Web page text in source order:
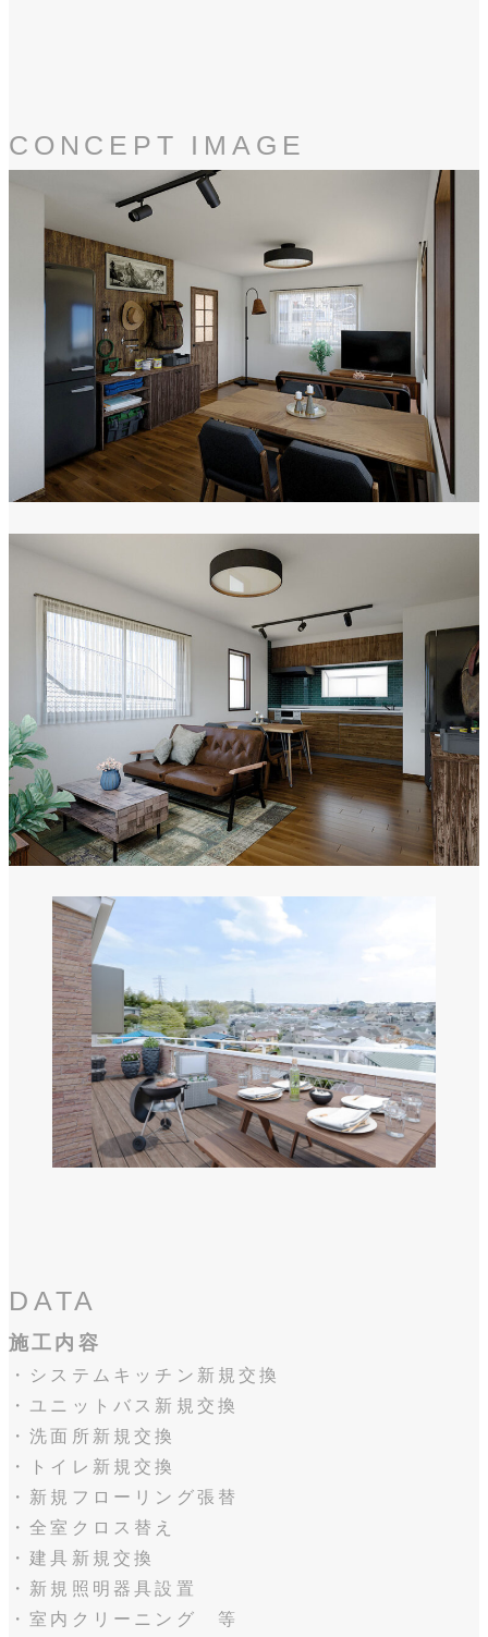
CONCEPT IMAGE
DATA
施工内容
・システムキッチン新規交換
・ユニットバス新規交換
・洗面所新規交換
・トイレ新規交換
・新規フローリング張替
・全室クロス替え
・建具新規交換
・新規照明器具設置
・室内クリーニング 等